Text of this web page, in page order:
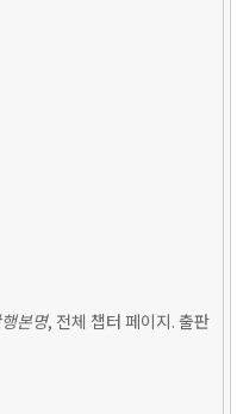
본명, 전체 챕터 페이지. 출판